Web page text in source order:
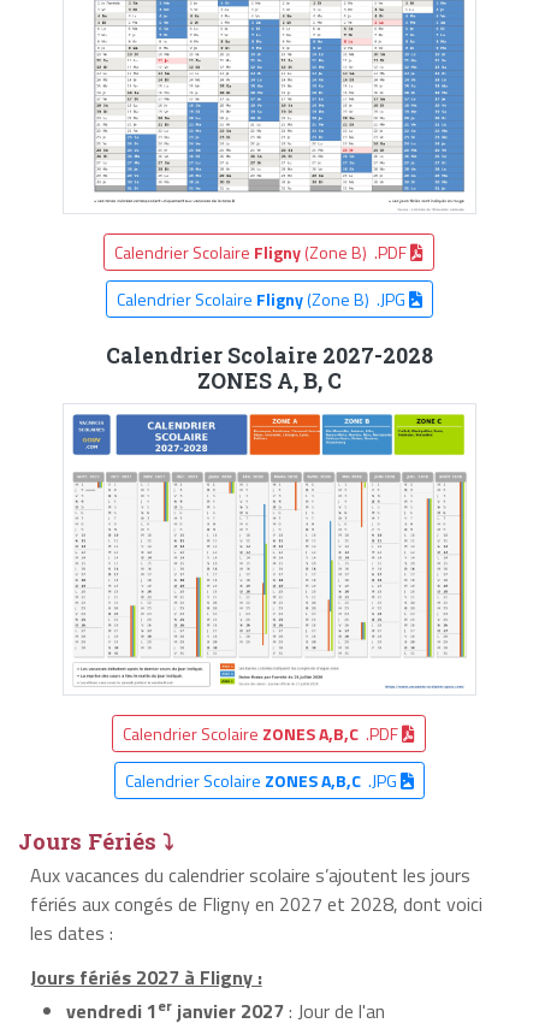
Calendrier Scolaire Fligny(Zone B) .PDF
Calendrier Scolaire Fligny(Zone B) .JPG
Calendrier Scolaire 2027-2028
ZONES A, B, C
Calendrier Scolaire ZONES A,B,C .PDF
Calendrier Scolaire ZONES A,B,C.JPG
Jours Fériés ⤵
Aux vacances du calendrier scolaire s’ajoutent les jours
fériés aux congés de Fligny en 2027 et 2028, dont voici
les dates :
Jours fériés 2027 à Fligny :
vendredi 1er janvier 2027: Jour de l'an